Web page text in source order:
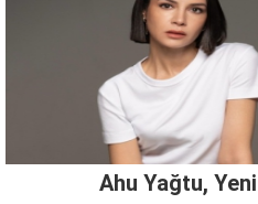
Ahu Yağtu,